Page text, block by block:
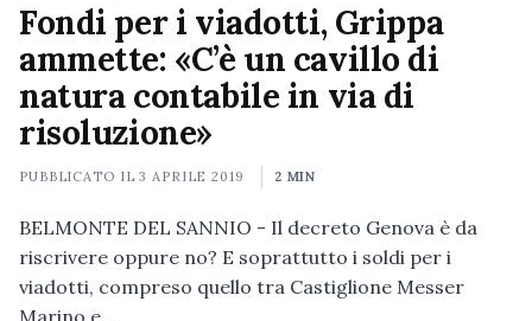
Fondi per i viadotti, Grippa
ammette: «C’è un cavillo di
natura contabile in via di
risoluzione»
PUBBLICATO IL3 APRILE 2019 2 MIN
BELMONTE DEL SANNIO - Il decreto Genova è da
riscrivere oppure no? E soprattutto i soldi per i
viadotti, compreso quello tra Castiglione Messer
Marino e…